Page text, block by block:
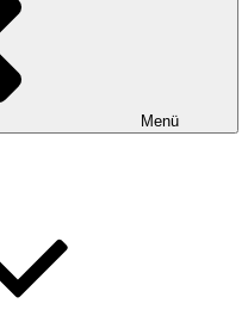
Menü